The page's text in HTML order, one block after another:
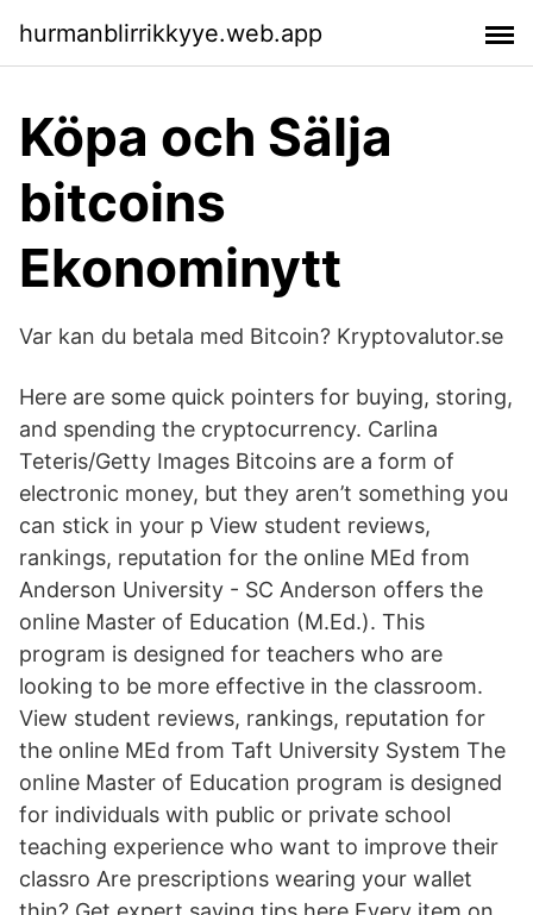
hurmanblirrikkyye.web.app
Köpa och Sälja
bitcoins
Ekonominytt
Var kan du betala med Bitcoin? Kryptovalutor.se
Here are some quick pointers for buying, storing,
and spending the cryptocurrency. Carlina
Teteris/Getty Images Bitcoins are a form of
electronic money, but they aren’t something you
can stick in your p View student reviews,
rankings, reputation for the online MEd from
Anderson University - SC Anderson offers the
online Master of Education (M.Ed.). This
program is designed for teachers who are
looking to be more effective in the classroom.
View student reviews, rankings, reputation for
the online MEd from Taft University System The
online Master of Education program is designed
for individuals with public or private school
teaching experience who want to improve their
classro Are prescriptions wearing your wallet